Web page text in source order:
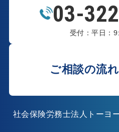
03-
受付：平日：
ご相談の流
社会保険労務士法人トーヨ